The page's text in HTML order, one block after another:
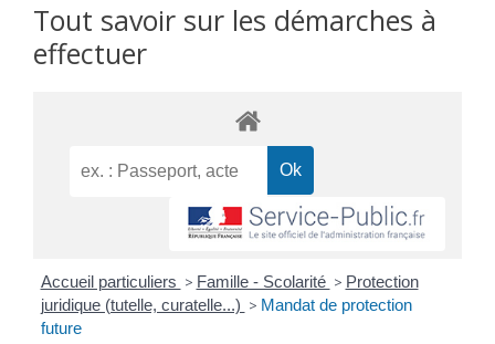
Tout savoir sur les démarches à
effectuer
Accueil particuliers > Famille - Scolarité > Protection
juridique (tutelle, curatelle...) > Mandat de protection
future